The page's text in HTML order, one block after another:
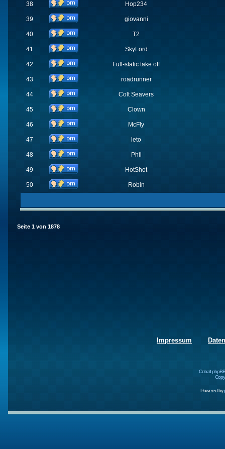
38 Hop234
39 giovanni
40 T2
41 SkyLord
42 Full-static take off
43 roadrunner
44 Colt Seavers
45 Clown
46 McFly
47 leto
48 Phil
49 HotShot
50 Robin
Seite 1 von 1878
Impressum
Cobalt
Powered by